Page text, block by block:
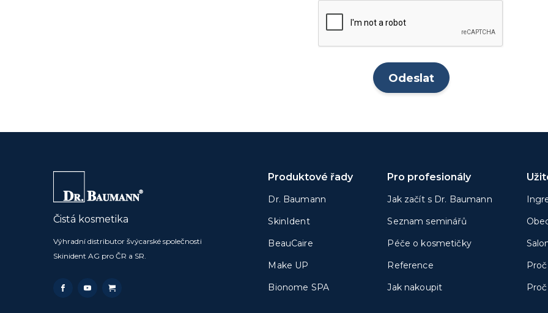
Čistá kosmetika
Výhradní distributor švýcarské společnosti
Skinident AG pro ČR a SR.
Produktové řady
Dr. Baumann
SkinIdent
BeauCaire
Make UP
Bionome SPA
Pro profesionály
Jak začít s Dr. Baumann
Seznam seminářů
Péče o kosmetičky
Reference
Jak nakoupit